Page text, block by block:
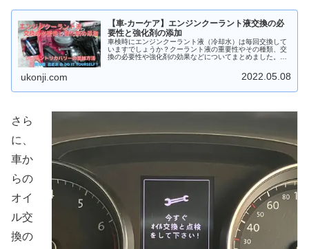
【車-カーケア】エンジンクーラント液交換の必
要性と強化剤の添加
車検時にエンジンクーラント液（冷却水）は毎回交換して
いますでしょうか？クーラント液の重要性やその種類、交
換の必要性や強化剤の効果などについてまとめました。下
ukonji.com 2022.05.08
さら
に、
車か
らの
オイ
ル交
換の